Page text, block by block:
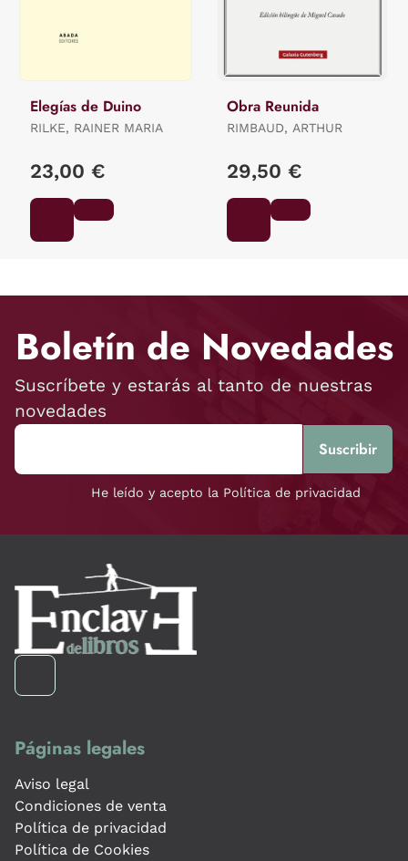
Elegías de Duino
RILKE, RAINER MARIA
23,00 €
Obra Reunida
RIMBAUD, ARTHUR
29,50 €
Boletín de Novedades
Suscríbete y estarás al tanto de nuestras
novedades
He leído y acepto la Política de privacidad
Páginas legales
Aviso legal
Condiciones de venta
Política de privacidad
Política de Cookies